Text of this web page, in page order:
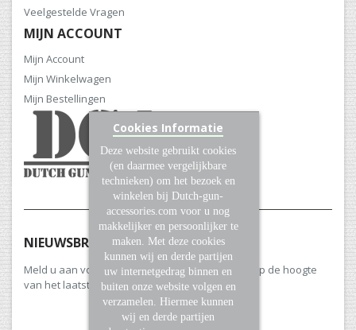
Veelgestelde Vragen
MIJN ACCOUNT
Mijn Account
Mijn Winkelwagen
Mijn Bestellingen
NIEUWSBRIEF
Meld u aan voor onze nieuwsbrief en blijf altijd op de hoogte
van het laatste nieuws en aanbiedingen.
Cookies Informatie
Deze website gebruikt cookies
(en daarmee vergelijkbare
technieken) om het bezoek en
winkelen bij Dutch-gun-
accessories.com voor u nog
makkelijker en persoonlijker te
maken. Met deze cookies
kunnen wij en derde partijen
uw internetgedrag binnen en
buiten onze website volgen en
verzamelen. Hiermee kunnen
wij en derde partijen